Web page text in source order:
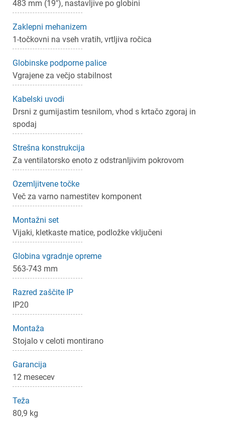
483 mm (19"), nastavljive po globini
Zaklepni mehanizem
1-točkovni na vseh vratih, vrtljiva ročica
Globinske podporne palice
Vgrajene za večjo stabilnost
Kabelski uvodi
Drsni z gumijastim tesnilom, vhod s krtačo zgoraj in
spodaj
Strešna konstrukcija
Za ventilatorsko enoto z odstranljivim pokrovom
Ozemljitvene točke
Več za varno namestitev komponent
Montažni set
Vijaki, kletkaste matice, podložke vključeni
Globina vgradnje opreme
563-743 mm
Razred zaščite IP
IP20
Montaža
Stojalo v celoti montirano
Garancija
12 mesecev
Teža
80,9 kg